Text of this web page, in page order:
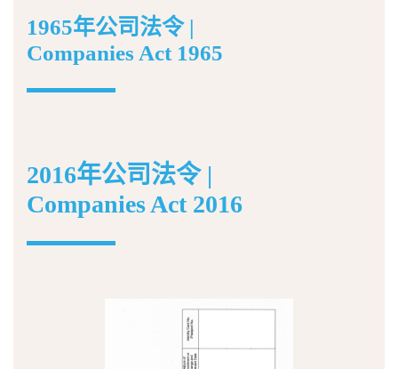
1965年公司法令 |
Companies Act 1965
2016年公司法令 |
Companies Act 2016